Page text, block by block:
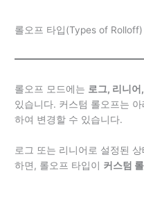
롤오프 타입(Types of Rolloff)
롤오프 모드에는 로그, 리니어
있습니다. 커스텀 롤오프는
하여 변경할 수 있습니다.
로그 또는 리니어로 설정된
하면, 롤오프 타입이 커스텀